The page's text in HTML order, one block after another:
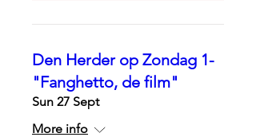
Den Herder op Zondag 1-
"Fanghetto, de film"
Sun 27 Sept
More info